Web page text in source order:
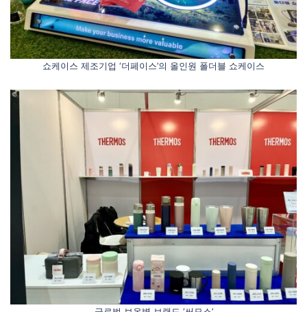
쇼케이스 제조기업 ‘더페이스’의 올인원 폴더블 쇼케이스